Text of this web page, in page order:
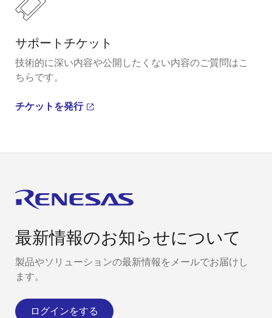
サポートチケット
技術的に深い内容や公開したくない内容のご質問はこ
ちらです。
チケットを発行
最新情報のお知らせについて
製品やソリューションの最新情報をメールでお届けし
ます。
ログインをする